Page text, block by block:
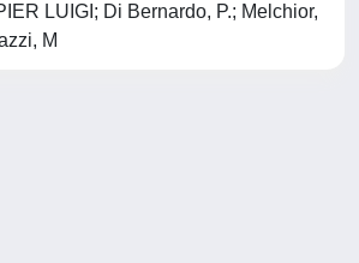
LUIGI; Di Bernardo, P.; Melchior,
M